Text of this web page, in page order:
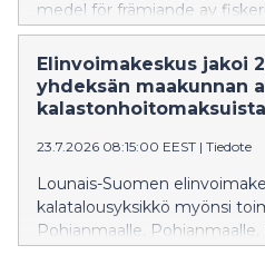
medel för främjande av
verksamhetsområde, som
Österbotten, Österbotten,
Satakunta, Egentliga Finland,
Tavastland, Kymmenedalen
fiskevårdsavgifter som
Elinvoimakeskus jakoi
yhdeksän maakunnan
23.7.2026 08:15:00 EEST | Tiedote
Lounais-Suomen
kalatalousyksikkö myönsi
Pohjanmaalle, Pohjanmaalle,